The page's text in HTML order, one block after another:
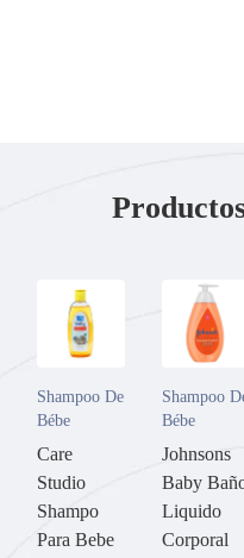
Shampoo De
Bébe
Care
Studio
Shampo
Para Bebe
Shampoo
Bébe
Johnsons
Baby
Liquido
Corporal